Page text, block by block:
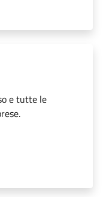
e tutte le